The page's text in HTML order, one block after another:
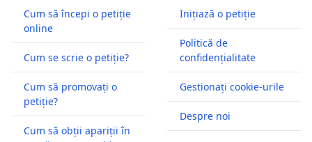
Cum să începi o petiție
online
Cum se scrie o petiție?
Cum să promovați o
petiție?
Cum să obții apariții în
Inițiază o petiție
Politică de
confidențialitate
Gestionați cookie-urile
Despre noi